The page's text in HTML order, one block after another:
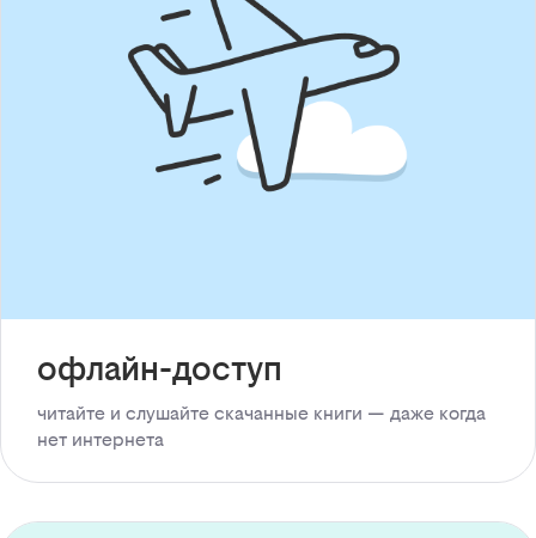
офлайн-доступ
читайте и слушайте скачанные книги — даже когда
нет интернета